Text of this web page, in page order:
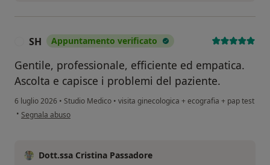
SH Appuntamento verificato
Gentile, professionale, efficiente ed empatica.
Ascolta e capisce i problemi del paziente.
6 luglio 2026 • Studio Medico • visita ginecologica + ecografia + pap test
• secondo l'opinione dell'utente SH
Segnala abuso
Dott.ssa Cristina Passadore